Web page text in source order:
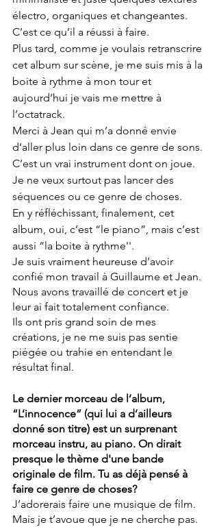
électro, organiques et changeantes.
C’est ce qu’il a réussi à faire.
Plus tard, comme je voulais retranscrire
cet album sur scène, je me suis mis à la
boite à rythme à mon tour et
aujourd’hui je vais me mettre à
l’octatrack.
Merci à Jean qui m’a donné envie
d’aller plus loin dans ce genre de sons.
C’est un vrai instrument dont on joue.
Je ne veux surtout pas lancer des
séquences ou ce genre de choses.
En y réfléchissant, finalement, cet
album, oui, c’est “le piano”, mais c’est
aussi “la boite à rythme''.
Je suis vraiment heureuse d’avoir
confié mon travail à Guillaume et Jean.
Nous avons travaillé de concert et je
leur ai fait totalement confiance.
Ils ont pris grand soin de mes
créations, je ne me suis pas sentie
piégée ou trahie en entendant le
résultat final.
Le dernier morceau de l’album,
“L’innocence” (qui lui a d’ailleurs
donné son titre) est un surprenant
morceau instru, au piano. On dirait
presque le thème d'une bande
originale de film. Tu as déjà pensé à
faire ce genre de choses?
J’adorerais faire une musique de film.
Mais je t’avoue que je ne cherche pas.